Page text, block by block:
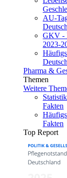
AU-
GKV -
2023-
Pharma &
Themen
Weitere
Fakten
Fakten
Top Report